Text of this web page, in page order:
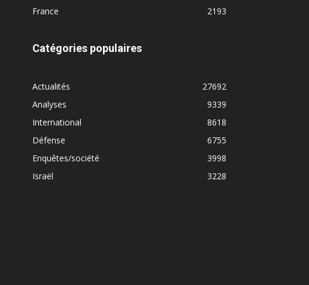
France
2193
Catégories populaires
Actualités
27692
Analyses
9339
International
8618
Défense
6755
Enquêtes/société
3998
Israël
3228